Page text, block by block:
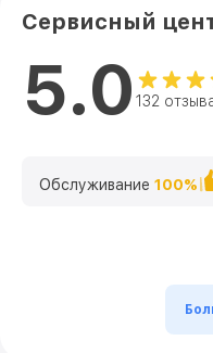
Сервисный
5.0 132
Обслуживание 100%